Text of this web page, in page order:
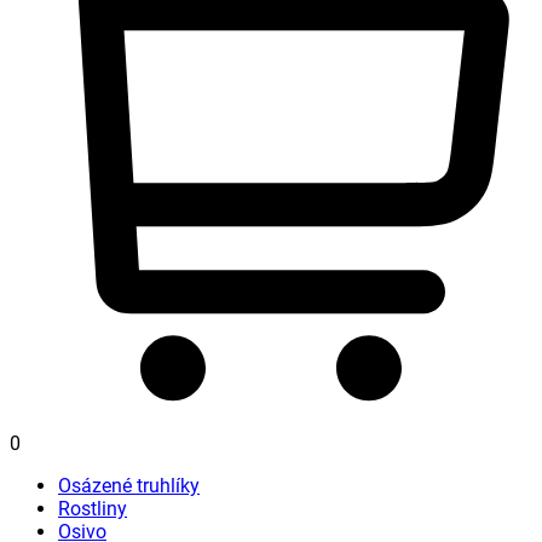
0
Osázené truhlíky
Rostliny
Osivo